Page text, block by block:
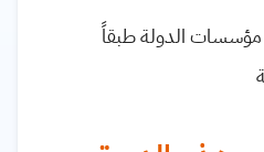
مؤسسات الدولة طبقاً